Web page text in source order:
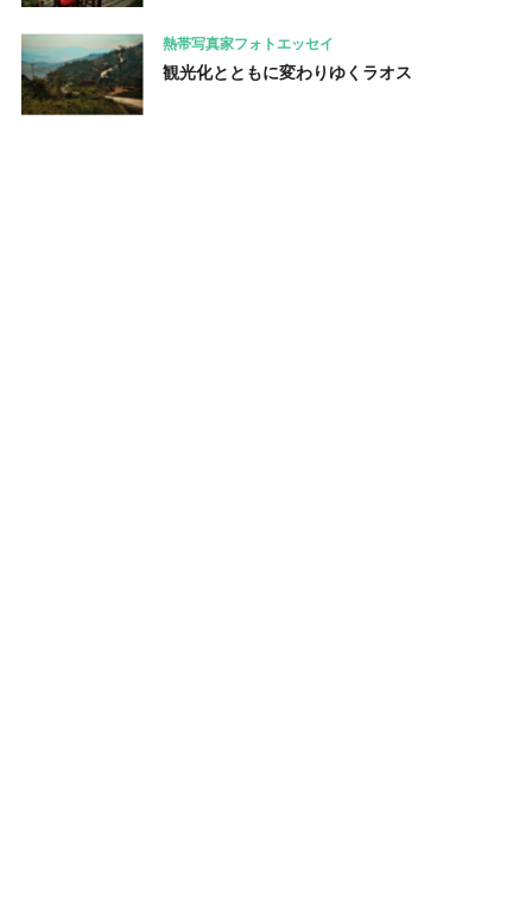
熱帯写真家フォトエッセイ
観光化とともに変わりゆくラオス